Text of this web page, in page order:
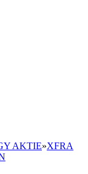
AKTIE»XFRA